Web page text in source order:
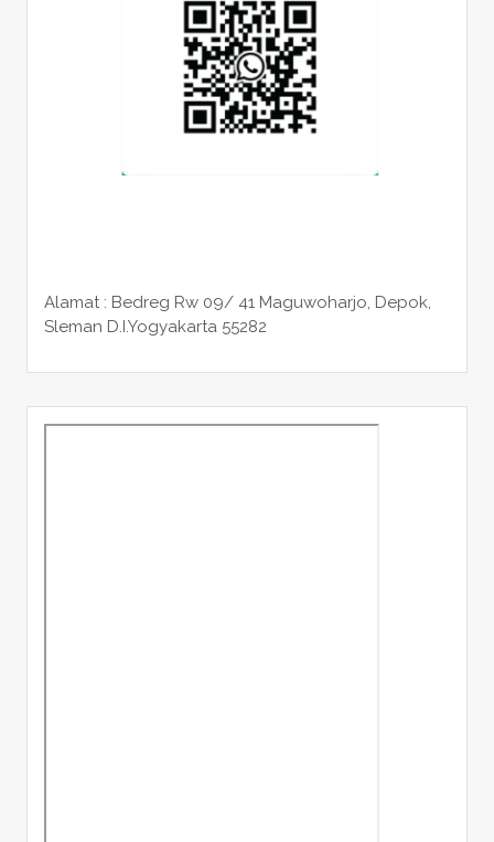
Alamat : Bedreg Rw 09/ 41 Maguwoharjo, Depok,
Sleman D.I.Yogyakarta 55282